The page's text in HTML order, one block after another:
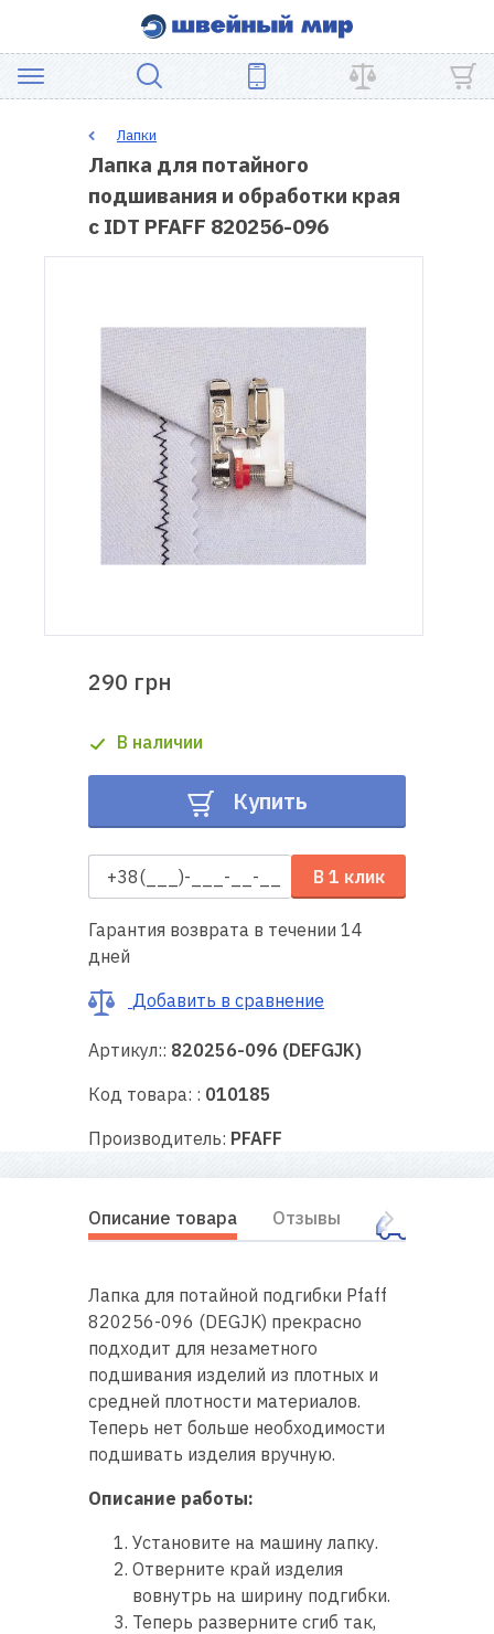
ШВЕЙНОЕ
ОБОРУДОВАНИЕ
ЗАПЧАСТИ
ПЭЧВОРКА
ШВЕЙНЫЕ
АКСЕССУАРЫ
Доставка
Гарантия
Ремонт
техники
советы
Контакты
нас
Лапки
Лапка для потайного
подшивания и обработки края
с IDT PFAFF 820256-096
290 грн
В наличии
Купить
В 1 клик
Гарантия возврата в течении 14
дней
Добавить в сравнение
Артикул:: 820256-096 (DEFGJK)
Код товара: : 010185
Производитель: PFAFF
Описание товара Отзывы
Лапка для потайной подгибки Pfaff
820256-096 (DEGJK) прекрасно
подходит для незаметного
подшивания изделий из плотных и
средней плотности материалов.
Теперь нет больше необходимости
подшивать изделия вручную.
Описание работы:
Установите на машину лапку.
Отверните край изделия
вовнутрь на ширину подгибки.
Теперь разверните сгиб так,